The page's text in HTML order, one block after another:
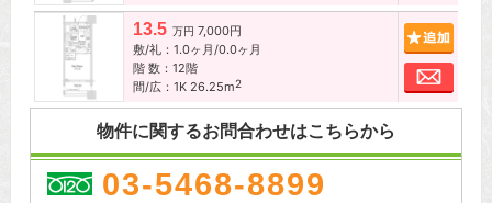
13.5 万円 7,000円
敷/礼：1.0ヶ月/0.0ヶ月
階 数：12階
間/広：1K 26.25m2
お問
物件に関するお問合わせはこちらから
03-5468-8899